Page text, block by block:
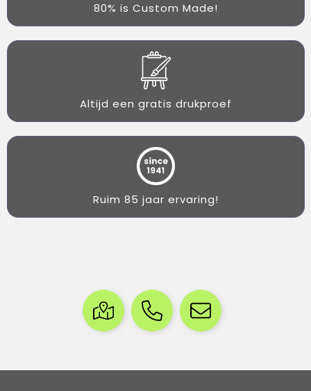
80% is Custom Made!
Altijd een gratis drukproef
Ruim 85 jaar ervaring!